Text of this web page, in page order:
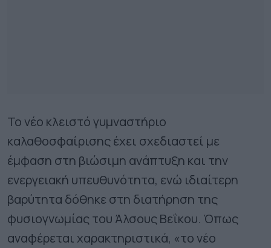
Το νέο κλειστό γυμναστήριο
καλαθοσφαίρισης έχει σχεδιαστεί με
έμφαση στη βιώσιμη ανάπτυξη και την
ενεργειακή υπευθυνότητα, ενώ ιδιαίτερη
βαρύτητα δόθηκε στη διατήρηση της
φυσιογνωμίας του Άλσους Βεΐκου. Όπως
αναφέρεται χαρακτηριστικά, «το νέο